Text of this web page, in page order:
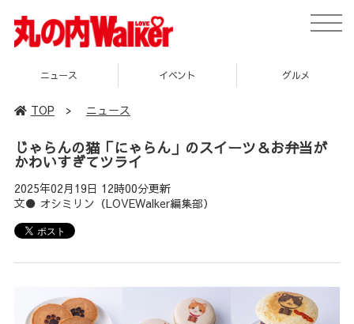
toggle
イベント グルメ スポット
TOP > ニュース
じゃらんの猫「にゃらん」のスイーツ＆お弁当が
かわいすぎてツライ
2025年02月19日 12時00分更新
文● オシミリン（LOVEWalker編集部）